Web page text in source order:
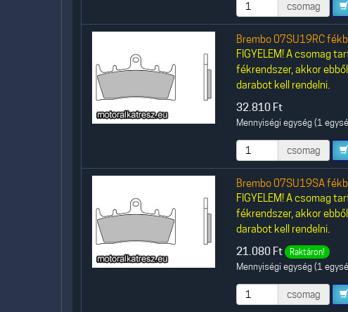
csomag
Brembo 07SU19RC
FIGYELEM! A csomag
fékrendszer, akkor
darabot kell rendelni.
32.810 Ft
Mennyiségi egység (1
csomag
Brembo 07SU19SA
FIGYELEM! A csomag
fékrendszer, akkor
darabot kell rendelni.
21.080 Ft Raktáron!
Mennyiségi egység (1
csomag